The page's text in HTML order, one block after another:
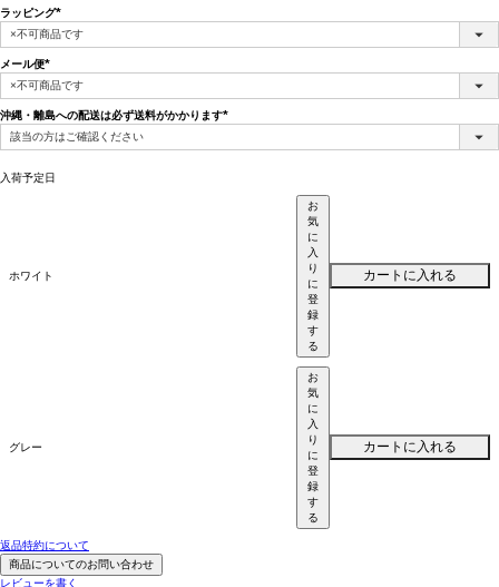
ラッピング
(必
メール便
(必
須)
沖縄・離島への配送は必ず送料がかかります
入荷予定日
ホワイト
お
気
に
入
り
に
登
録
す
る
カートに入れる
グレー
お
気
に
入
り
に
登
録
す
る
カートに入れる
返品特約について
商品についてのお問い合わせ
レビューを書く